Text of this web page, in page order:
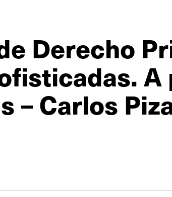
Derecho
– Carlos